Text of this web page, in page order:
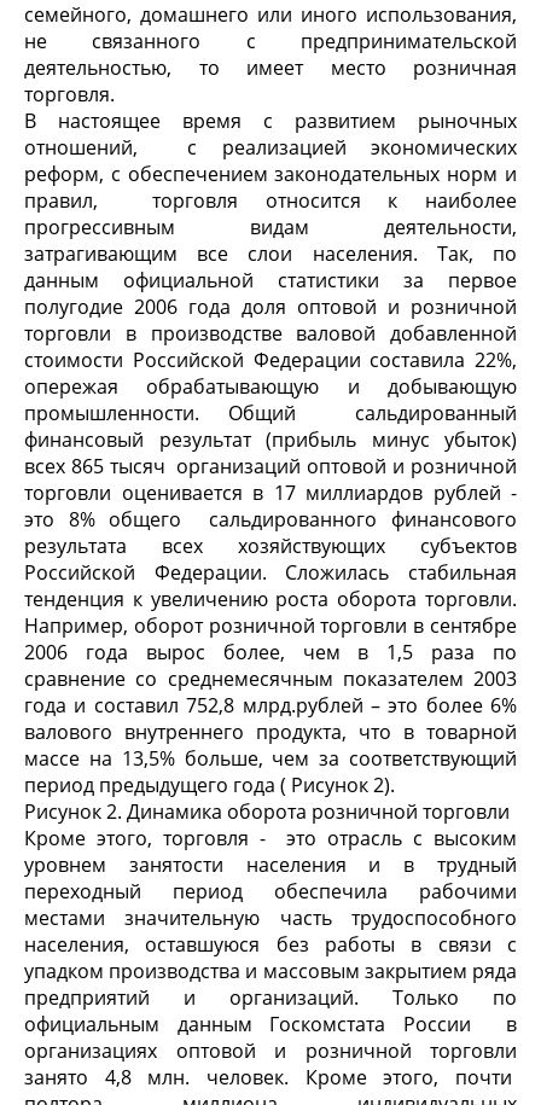
семейного, домашнего или иного использования,
не связанного с предпринимательской
деятельностью, то имеет место розничная
торговля.
В настоящее время с развитием рыночных
отношений, с реализацией экономических
реформ, с обеспечением законодательных норм и
правил, торговля относится к наиболее
прогрессивным видам деятельности,
затрагивающим все слои населения. Так, по
данным официальной статистики за первое
полугодие 2006 года доля оптовой и розничной
торговли в производстве валовой добавленной
стоимости Российской Федерации составила 22%,
опережая обрабатывающую и добывающую
промышленности. Общий сальдированный
финансовый результат (прибыль минус убыток)
всех 865 тысяч организаций оптовой и розничной
торговли оценивается в 17 миллиардов рублей -
это 8% общего сальдированного финансового
результата всех хозяйствующих субъектов
Российской Федерации. Сложилась стабильная
тенденция к увеличению роста оборота торговли.
Например, оборот розничной торговли в сентябре
2006 года вырос более, чем в 1,5 раза по
сравнение со среднемесячным показателем 2003
года и составил 752,8 млрд.рублей – это более 6%
валового внутреннего продукта, что в товарной
массе на 13,5% больше, чем за соответствующий
период предыдущего года ( Рисунок 2).
Рисунок 2. Динамика оборота розничной торговли
Кроме этого, торговля - это отрасль с высоким
уровнем занятости населения и в трудный
переходный период обеспечила рабочими
местами значительную часть трудоспособного
населения, оставшуюся без работы в связи с
упадком производства и массовым закрытием ряда
предприятий и организаций. Только по
официальным данным Госкомстата России в
организациях оптовой и розничной торговли
занято 4,8 млн. человек. Кроме этого, почти